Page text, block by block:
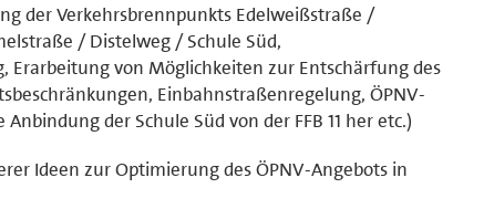
der Verkehrsbrennpunkts Edelweißstraße /
/ Distelweg / Schule Süd,
Erarbeitung von Möglichkeiten zur Entschärfung des
Einbahnstraßenregelung, ÖPNV-
der Schule Süd von der FFB 11 her etc.)
Ideen zur Optimierung des ÖPNV-Angebots in